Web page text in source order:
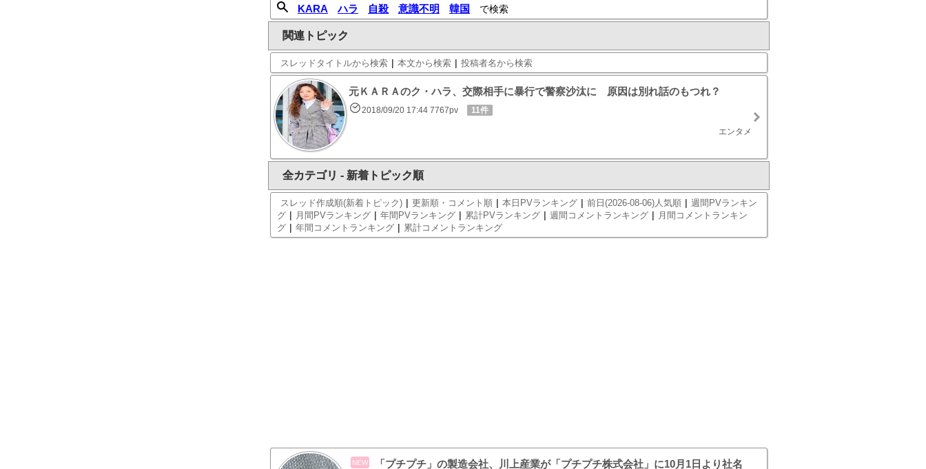
KARA ハラ 自殺 意識不明 韓国 で検索
関連トピック
スレッドタイトルから検索 | 本文から検索 | 投稿者名から検索
元ＫＡＲＡのク・ハラ、交際相手に暴行で警察沙汰に 原因は別れ話のもつれ？
2018/09/20 17:44 7767pv 11件
エンタメ
全カテゴリ - 新着トピック順
スレッド作成順(新着トピック) | 更新順・コメント順 | 本日PVランキング | 前日(2026-08-06)人気順 | 週間PVランキン
グ | 月間PVランキング | 年間PVランキング | 累計PVランキング | 週間コメントランキング | 月間コメントランキン
グ | 年間コメントランキング | 累計コメントランキング
NEW 「プチプチ」の製造会社、川上産業が「プチプチ株式会社」に10月1日より社名